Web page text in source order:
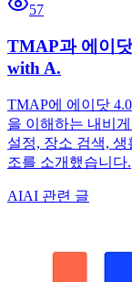
57
TMAP과 에이
with A.
TMAP에 에이닷
을 이해하는 내비
설정, 장소 검색,
조를 소개했습니다.
AIAI 관련 글